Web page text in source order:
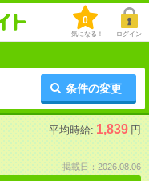
0
気になる！ ログイン
条件の変更
平均時給: 1,839 円
掲載日：2026.08.06